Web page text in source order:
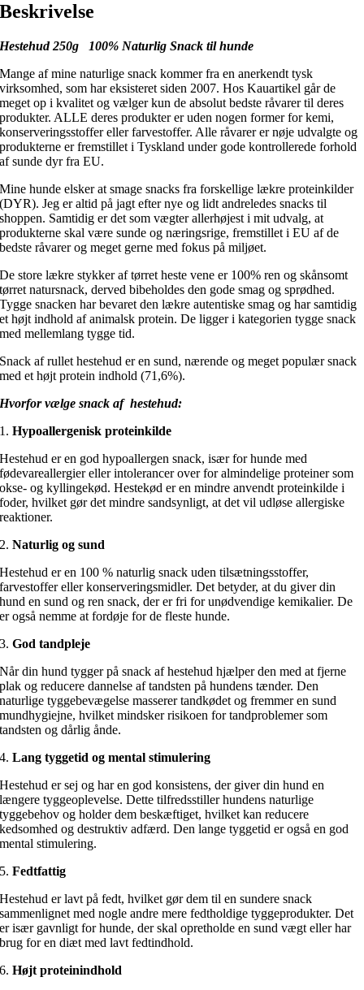
Beskrivelse
Hestehud 250g 100% Naturlig Snack til hunde
Mange af mine naturlige snack kommer fra en anerkendt tysk
virksomhed, som har eksisteret siden 2007. Hos Kauartikel går de
meget op i kvalitet og vælger kun de absolut bedste råvarer til deres
produkter. ALLE deres produkter er uden nogen former for kemi,
konserveringsstoffer eller farvestoffer. Alle råvarer er nøje udvalgte og
produkterne er fremstillet i Tyskland under gode kontrollerede forhold
af sunde dyr fra EU.
Mine hunde elsker at smage snacks fra forskellige lækre proteinkilder
(DYR). Jeg er altid på jagt efter nye og lidt andreledes snacks til
shoppen. Samtidig er det som vægter allerhøjest i mit udvalg, at
produkterne skal være sunde og næringsrige, fremstillet i EU af de
bedste råvarer og meget gerne med fokus på miljøet.
De store lækre stykker af tørret heste vene er 100% ren og skånsomt
tørret natursnack, derved bibeholdes den gode smag og sprødhed.
Tygge snacken har bevaret den lækre autentiske smag og har samtidig
et højt indhold af animalsk protein. De ligger i kategorien tygge snack
med mellemlang tygge tid.
Snack af rullet hestehud er en sund, nærende og meget populær snack
med et højt protein indhold (71,6%).
Hvorfor vælge snack af hestehud:
1.Hypoallergenisk proteinkilde
Hestehud er en god hypoallergen snack, især for hunde med
fødevareallergier eller intolerancer over for almindelige proteiner som
okse- og kyllingekød. Hestekød er en mindre anvendt proteinkilde i
foder, hvilket gør det mindre sandsynligt, at det vil udløse allergiske
reaktioner.
2.Naturlig og sund
Hestehud er en 100 % naturlig snack uden tilsætningsstoffer,
farvestoffer eller konserveringsmidler. Det betyder, at du giver din
hund en sund og ren snack, der er fri for unødvendige kemikalier. De
er også nemme at fordøje for de fleste hunde.
3.God tandpleje
Når din hund tygger på snack af hestehud hjælper den med at fjerne
plak og reducere dannelse af tandsten på hundens tænder. Den
naturlige tyggebevægelse masserer tandkødet og fremmer en sund
mundhygiejne, hvilket mindsker risikoen for tandproblemer som
tandsten og dårlig ånde.
4.Lang tyggetid og mental stimulering
Hestehud er sej og har en god konsistens, der giver din hund en
længere tyggeoplevelse. Dette tilfredsstiller hundens naturlige
tyggebehov og holder dem beskæftiget, hvilket kan reducere
kedsomhed og destruktiv adfærd. Den lange tyggetid er også en god
mental stimulering.
5.Fedtfattig
Hestehud er lavt på fedt, hvilket gør dem til en sundere snack
sammenlignet med nogle andre mere fedtholdige tyggeprodukter. Det
er især gavnligt for hunde, der skal opretholde en sund vægt eller har
brug for en diæt med lavt fedtindhold.
6.Højt proteinindhold